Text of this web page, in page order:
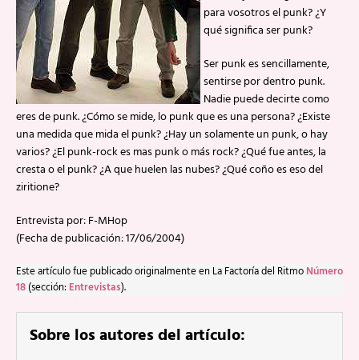
para vosotros el punk? ¿Y
qué significa ser punk?
Ser punk es sencillamente,
sentirse por dentro punk.
Nadie puede decirte como
eres de punk. ¿Cómo se mide, lo punk que es una persona? ¿Existe
una medida que mida el punk? ¿Hay un solamente un punk, o hay
varios? ¿El punk-rock es mas punk o más rock? ¿Qué fue antes, la
cresta o el punk? ¿A que huelen las nubes? ¿Qué coño es eso del
ziritione?
Entrevista por: F-MHop
(Fecha de publicación: 17/06/2004)
Este artículo fue publicado originalmente en La Factoría del Ritmo Número
18 (sección: Entrevistas).
Sobre los autores del artículo: